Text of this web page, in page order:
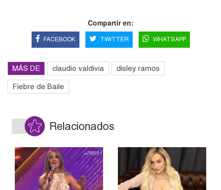
Compartir en:
FACEBOOK TWITTER WHATSAPP
MÁS DE claudio valdivia disley ramos
Fiebre de Baile
Relacionados